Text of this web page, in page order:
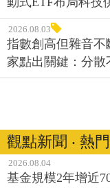
2026.08.03
指數創高但雜音不
家點出關鍵：分散
觀點新聞 ‧ 熱
2026.08.04
基金規模2年增近